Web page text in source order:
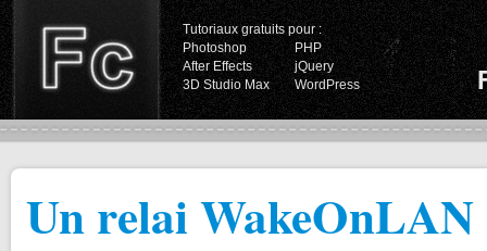
Tutoriaux gratuits pour :
Photoshop
PHP
After Effects
jQuery
3D Studio Max
WordPress
Un relai